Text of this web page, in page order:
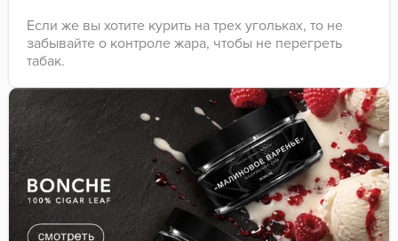
Если же вы хотите курить на трех угольках, то не
забывайте о контроле жара, чтобы не перегреть
табак.